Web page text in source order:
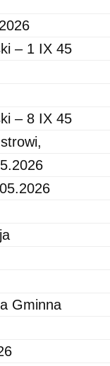
– 1 IX 45
– 8 IX 45
Gminna